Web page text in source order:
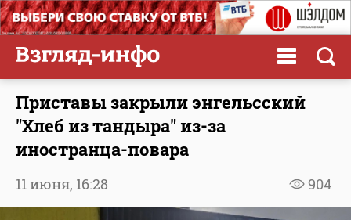
Приставы закрыли энгельсский
"Хлеб из тандыра" из-за
иностранца-повара
904
11 июня, 16:28